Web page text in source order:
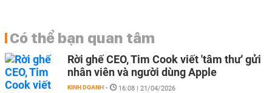
Có thể bạn quan tâm
Rời ghế CEO, Tim Cook viết 'tâm thư' gửi
nhân viên và người dùng Apple
KINH DOANH - 16:08 | 21/04/2026